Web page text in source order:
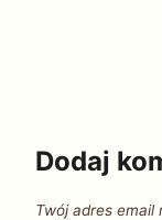
Dodaj
Twój adres email